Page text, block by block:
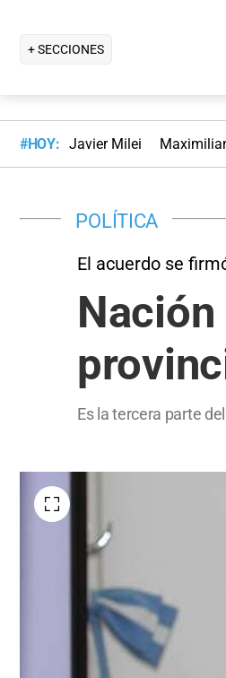
+ SECCIONES
#HOY: Javier Milei
POLÍTICA
El acuerdo se
Es la tercera parte